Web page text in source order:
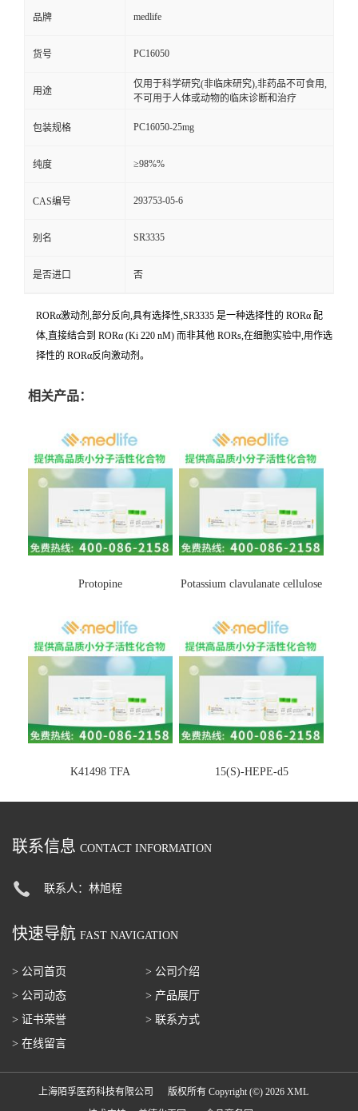
品牌 medlife
货号 PC16050
用途
仅用于科学研究(非临床研究),非药品不可食用,
不可用于人体或动物的临床诊断和治疗
包装规格 PC16050-25mg
纯度 ≥98%%
CAS编号 293753-05-6
别名 SR3335
是否进口 否
RORα激动剂,部分反向,具有选择性,SR3335 是一种选择性的 RORα 配
体,直接结合到 RORα (Ki 220 nM) 而非其他 RORs,在细胞实验中,用作选
择性的 RORα反向激动剂。
相关产品：
Protopine Potassium clavulanate cellulose
K41498 TFA 15(S)-HEPE-d5
联系信息 CONTACT INFORMATION
联系人：林旭程
快速导航 FAST NAVIGATION
> 公司首页
> 公司介绍
> 公司动态
> 产品展厅
> 证书荣誉
> 联系方式
> 在线留言
上海陌孚医药科技有限公司 版权所有 Copyright (©) 2026 XML